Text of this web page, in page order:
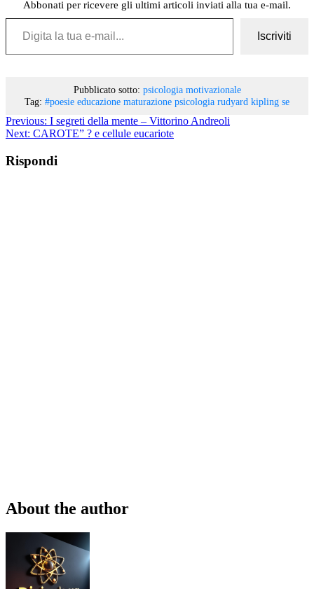
Abbonati per ricevere gli ultimi articoli inviati alla tua e-mail.
Digita la tua e-mail...
Iscriviti
Pubblicato sotto: psicologia motivazionale
Tag: #poesie educazione maturazione psicologia rudyard kipling se
Previous: I segreti della mente – Vittorino Andreoli
Next: CAROTE” ? e cellule eucariote
Rispondi
About the author